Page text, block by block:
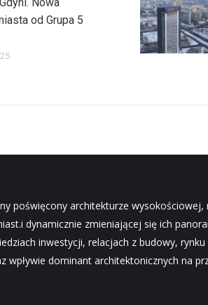
od Grupa 5
poświęcony architekturze wysokościowej,
dynamicznie zmieniającej się ich
inwestycji, relacjach z budowy, rynku
wpływie dominant architektonicznych na